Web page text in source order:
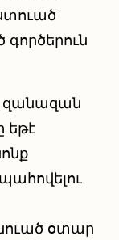
զանազան
եթէ
օտար